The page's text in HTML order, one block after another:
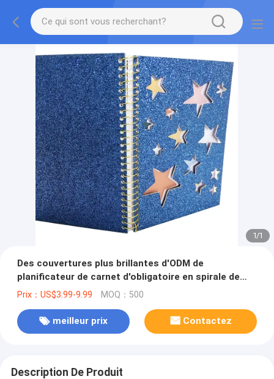
1/1
Des couvertures plus brillantes d'ODM de
planificateur de carnet d'obligatoire en spirale de
disque de livre à couverture dure de C1S
Prix：US$3.99-9.99 MOQ：500
meilleur prix Contactez
Description De Produit